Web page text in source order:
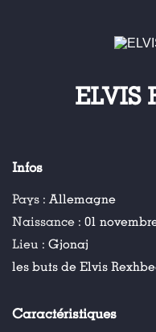
ELVIS
Infos
Pays : Allemagne
Naissance : 01
Lieu : Gjonaj
les buts de Elvis
Caractéristiques